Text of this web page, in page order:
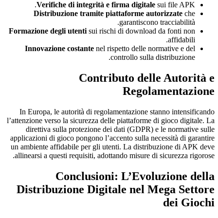
Verifiche di integrità e firma digitale sui file APK.
Distribuzione tramite piattaforme autorizzate che
garantiscono tracciabilità.
Formazione degli utenti sui rischi di download da fonti non
affidabili.
Innovazione costante nel rispetto delle normative e del
controllo sulla distribuzione.
Contributo delle Autorità e
Regolamentazione
In Europa, le autorità di regolamentazione stanno intensificando
l’attenzione verso la sicurezza delle piattaforme di gioco digitale. La
direttiva sulla protezione dei dati (GDPR) e le normative sulle
applicazioni di gioco pongono l’accento sulla necessità di garantire
un ambiente affidabile per gli utenti. La distribuzione di APK deve
allinearsi a questi requisiti, adottando misure di sicurezza rigorose.
Conclusioni: L’Evoluzione della
Distribuzione Digitale nel Mega Settore
dei Giochi